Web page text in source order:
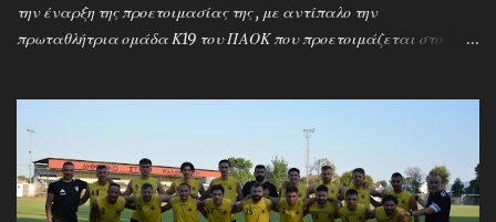
την έναρξη της προετοιμασίας της , με αντίπαλο την
πρωταθλήτρια ομάδα Κ19 του ΠΑΟΚ που προετοιμάζεται στο
έχουν ως νέο προπονητή τον Μαροκινό πρώην σταρ του ΠΑΟΚ και
της Νάπολι Ομάρ Ελ Καντουρί! Η αποστολή της Κ19 του ΠΑΟΚ ,
αφού ολοκλήρωσε το πρώτο μέρος των προπονήσεων στη Σουρωτή,